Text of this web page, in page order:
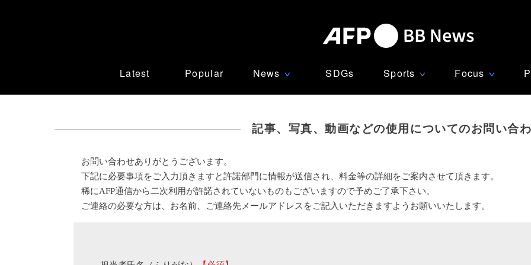
Latest Popular News ∨ SDGs Sports ∨ Focus ∨
記事、写真、動画などの使用についてのお問い合
お問い合わせありがとうございます。
下記に必要事項をご入力頂きますと許諾部門に情報が送信され、料金等の詳細をご案内させて頂きます。
稀にAFP通信から二次利用が許諾されていないものもございますので予めご了承下さい。
ご連絡の必要な方は、お名前、ご連絡先メールアドレスをご記入いただきますようお願いいたします。